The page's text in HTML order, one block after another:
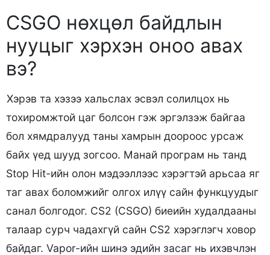
CSGO нөхцөл байдлын
нууцыг хэрхэн оноо авах
вэ?
Хэрэв та хэзээ хальслах эсвэл солилцох нь
тохиромжтой цаг болсон гэж эргэлзэж байгаа
бол хямдралууд таны хамрын доороос урсаж
байх үед шууд зогсоо. Манай програм нь танд
Stop Hit-ийн олон мэдээллээс хэрэгтэй арьсаа яг
таг авах боломжийг олгох илүү сайн функцуудыг
санал болгодог. CS2 (CSGO) биеийн худалдааны
талаар сурч чадахгүй сайн CS2 хэрэглэгч ховор
байдаг. Vapor-ийн шинэ эдийн засаг нь ихэвчлэн